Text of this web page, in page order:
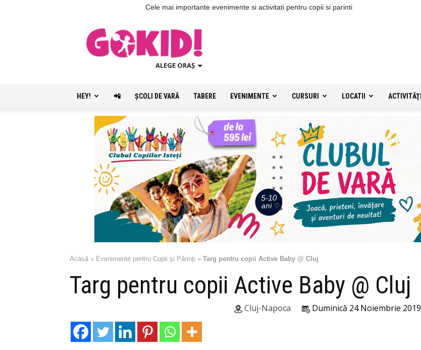
Cele mai importante evenimente si activitati pentru copii si parinti
ALEGE ORAȘ
HEY! 📲 ŞCOLI DE VARĂ TABERE EVENIMENTE CURSURI LOCATII ACTIVITĂŢI
Acasă » Evenimente pentru Copii şi Părinţi » Targ pentru copii Active Baby @ Cluj
Targ pentru copii Active Baby @ Cluj
Duminică 24 Noiembrie 2019
Cluj-Napoca